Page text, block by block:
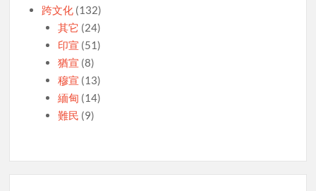
跨文化 (132)
其它 (24)
印宣 (51)
猶宣 (8)
穆宣 (13)
緬甸 (14)
難民 (9)